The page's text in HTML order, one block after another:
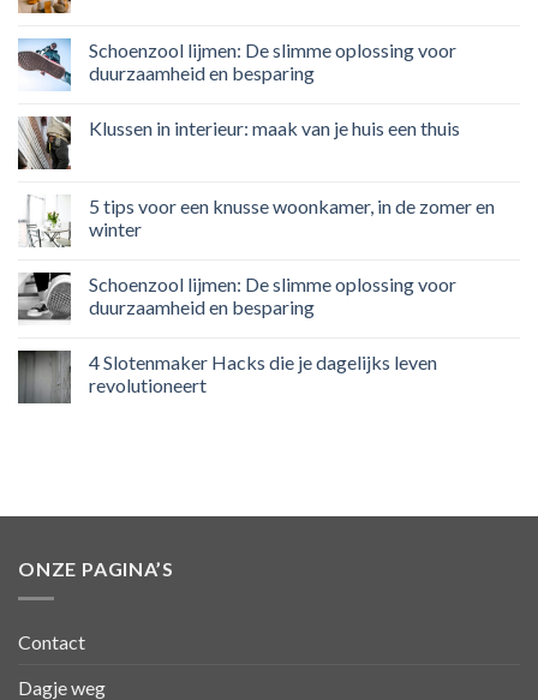
Schoenzool lijmen: De slimme oplossing voor
duurzaamheid en besparing
Klussen in interieur: maak van je huis een thuis
5 tips voor een knusse woonkamer, in de zomer en
winter
Schoenzool lijmen: De slimme oplossing voor
duurzaamheid en besparing
4 Slotenmaker Hacks die je dagelijks leven
revolutioneert
ONZE PAGINA’S
Contact
Dagje weg